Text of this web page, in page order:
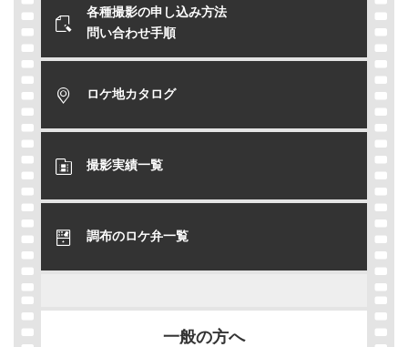
各種撮影の申し込み方法
問い合わせ手順
ロケ地カタログ
撮影実績一覧
調布のロケ弁一覧
一般の方へ